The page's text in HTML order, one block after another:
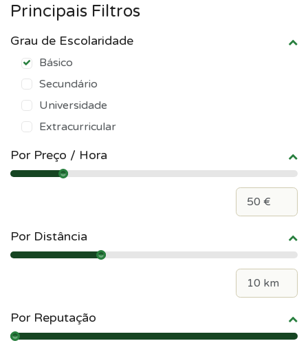
Principais Filtros
Grau de Escolaridade
Básico
Secundário
Universidade
Extracurricular
Por Preço / Hora
Por Distância
Por Reputação